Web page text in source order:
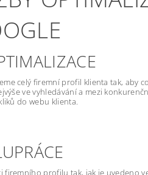
celý firemní profil klienta tak, aby
ve vyhledávání a mezi
do webu klienta.
profilu tak, jak je uvedeno